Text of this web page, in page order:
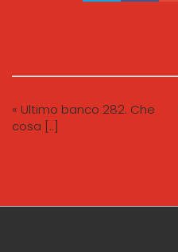
« Ultimo banco 282. Che
cosa [..]